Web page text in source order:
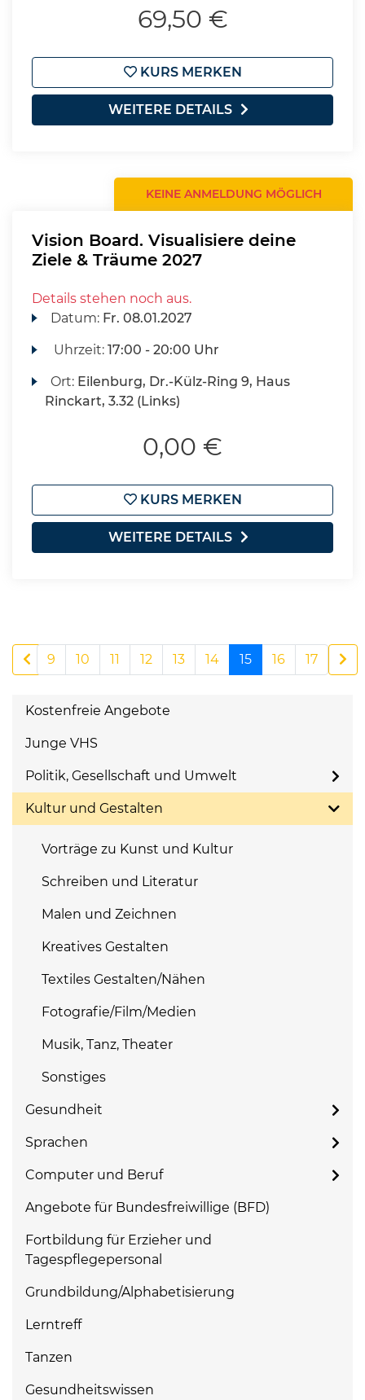
69,50 €
KURS MERKEN
WEITERE DETAILS
KEINE ANMELDUNG MÖGLICH
Vision Board. Visualisiere deine
Ziele & Träume 2027
Details stehen noch aus.
Datum: Fr. 08.01.2027
Uhrzeit:17:00 - 20:00 Uhr
Ort: Eilenburg, Dr.-Külz-Ring 9, Haus
Rinckart, 3.32 (Links)
0,00 €
KURS MERKEN
WEITERE DETAILS
9 10 11 12 13 14 15 16 17
Kostenfreie Angebote
Junge VHS
Politik, Gesellschaft und Umwelt
Kultur und Gestalten
Vorträge zu Kunst und Kultur
Schreiben und Literatur
Malen und Zeichnen
Kreatives Gestalten
Textiles Gestalten/Nähen
Fotografie/Film/Medien
Musik, Tanz, Theater
Sonstiges
Gesundheit
Sprachen
Computer und Beruf
Angebote für Bundesfreiwillige (BFD)
Fortbildung für Erzieher und
Tagespflegepersonal
Grundbildung/Alphabetisierung
Lerntreff
Tanzen
Gesundheitswissen